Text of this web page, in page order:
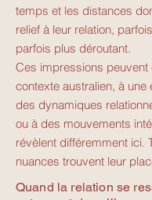
temps et les distances
relief à leur relation,
parfois plus déroutant.
Ces impressions peuvent
contexte australien, à une
des dynamiques
ou à des mouvements
révèlent différemment ici.
nuances trouvent leur
Quand la relation se